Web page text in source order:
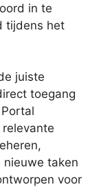
in te
tijdens het
juiste
toegang
nieuwe taken
voor